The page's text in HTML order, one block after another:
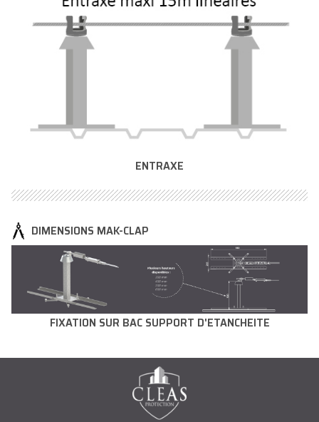
ENTRAXE
DIMENSIONS MAK-CLAP
FIXATION SUR BAC SUPPORT D'ETANCHEITE